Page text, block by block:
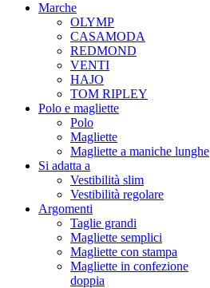
Marche
OLYMP
CASAMODA
REDMOND
VENTI
HAJO
TOM RIPLEY
Polo e magliette
Polo
Magliette
Magliette a maniche lunghe
Si adatta a
Vestibilità slim
Vestibilità regolare
Argomenti
Taglie grandi
Magliette semplici
Magliette con stampa
Magliette in confezione
doppia